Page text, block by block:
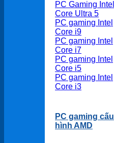
PC Gaming Intel
Core Ultra 5
PC gaming Intel
Core i9
PC gaming Intel
Core i7
PC gaming Intel
Core i5
PC gaming Intel
Core i3
PC gaming cấu
hình AMD